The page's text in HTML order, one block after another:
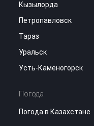
Кызылорда
Петропавловск
Тараз
Уральск
Усть-Каменогорск
Погода
Погода в Казахстане